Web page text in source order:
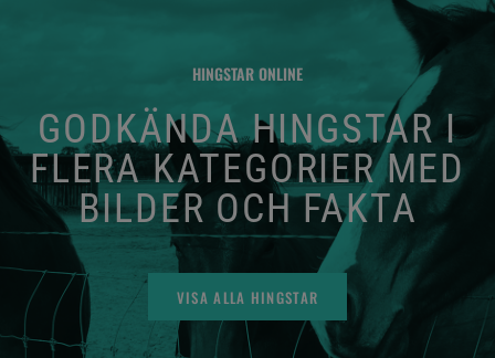
HINGSTAR ONLINE
GODKÄNDA HINGSTAR I
FLERA KATEGORIER MED
BILDER OCH FAKTA
VISA ALLA HINGSTAR